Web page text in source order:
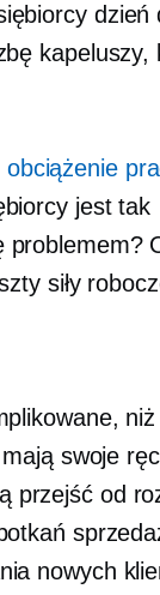
dzień
kapeluszy,
jest tak
problemem?
siły
niż
swoje
przejść od
nowych